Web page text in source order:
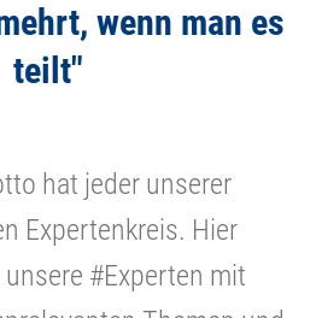
wenn man es
teilt"
hat jeder unserer
Expertenkreis. Hier
#Experten mit